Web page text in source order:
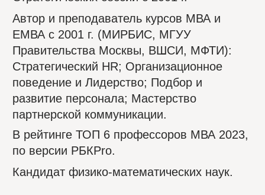
на позиции.
Business Development Manager.
Опыт управления собственным бизнесом с
2009 года.
ПРЕПОДАВАТЕЛЬСКИЙ ОПЫТ С 1999 года:
Провел более 1500 тренингов с общим
числом участников более 50 тысяч.
Автор ряда собственных учебных программ.
Разработчик и провайдер учебного проекта в
рамках подготовки к XXII Зимним
Олимпийским Играм 2014 в Сочи.
Кубка Конфедераций 2017 и Чемпионата
мира FIFA 2018.